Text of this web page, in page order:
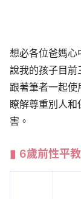
想必各位爸媽心
說我的孩子目前
跟著筆者一起使
瞭解尊重別人
害。
6歲前性平